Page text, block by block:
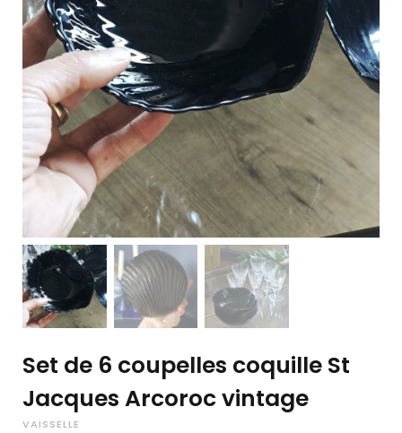
Set de 6 coupelles coquille St
Jacques Arcoroc vintage
VAISSELLE